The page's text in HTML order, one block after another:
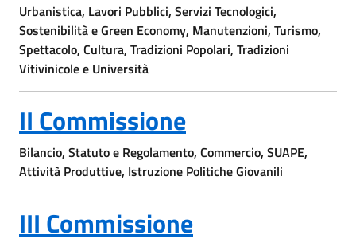
Urbanistica, Lavori Pubblici, Servizi Tecnologici,
Sostenibilità e Green Economy, Manutenzioni, Turismo,
Spettacolo, Cultura, Tradizioni Popolari, Tradizioni
Vitivinicole e Università
II Commissione
Bilancio, Statuto e Regolamento, Commercio, SUAPE,
Attività Produttive, Istruzione Politiche Giovanili
III Commissione